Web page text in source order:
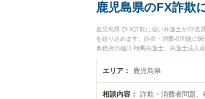
鹿児島県のFX詐欺
鹿児島県でFX詐欺に強い弁護士が22名
を絞り込めます。詐欺・消費者問題に
事務所の樋口 翔馬弁護士、弁護士法人
に発生したFX詐欺のトラブルを今すぐ
島県内の弁護士に相談予約したい』な
エリア 鹿児島県
相談内容 詐欺・消費者問題、